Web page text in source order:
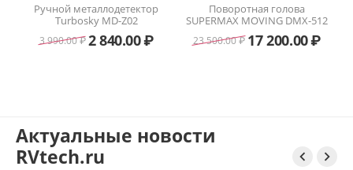
Ручной металлодетектор
Turbosky MD-Z02
3 990.00₽2 840.00₽
Поворотная голова
SUPERMAX MOVING DMX-512
23 500.00₽ 17 200.00₽
Актуальные новости
RVtech.ru
 